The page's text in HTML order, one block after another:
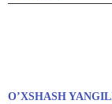
O’XSHASH